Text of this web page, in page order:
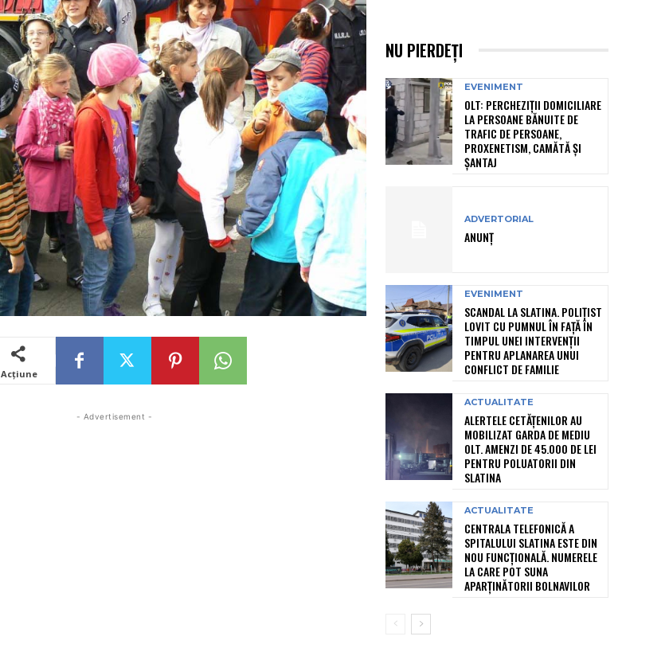
Acțiune
- Advertisement -
NU PIERDEȚI
EVENIMENT
OLT: PERCHEZIŢII DOMICILIARE
LA PERSOANE BĂNUITE DE
TRAFIC DE PERSOANE,
PROXENETISM, CAMĂTĂ ŞI
ŞANTAJ
ADVERTORIAL
ANUNȚ
EVENIMENT
SCANDAL LA SLATINA. POLIȚIST
LOVIT CU PUMNUL ÎN FAȚĂ ÎN
TIMPUL UNEI INTERVENȚII
PENTRU APLANAREA UNUI
CONFLICT DE FAMILIE
ACTUALITATE
ALERTELE CETĂȚENILOR AU
MOBILIZAT GARDA DE MEDIU
OLT. AMENZI DE 45.000 DE LEI
PENTRU POLUATORII DIN
SLATINA
ACTUALITATE
CENTRALA TELEFONICĂ A
SPITALULUI SLATINA ESTE DIN
NOU FUNCȚIONALĂ. NUMERELE
LA CARE POT SUNA
APARȚINĂTORII BOLNAVILOR